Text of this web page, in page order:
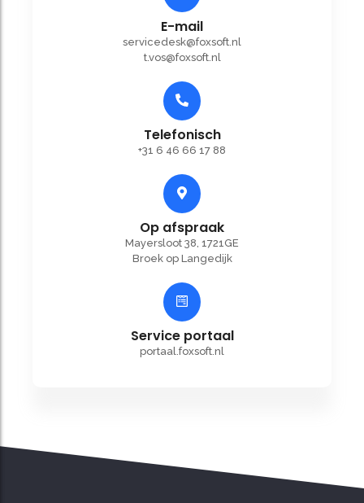
E-mail
servicedesk@foxsoft.nl
t.vos@foxsoft.nl
Telefonisch
+31 6 46 66 17 88
Op afspraak
Mayersloot 38, 1721GE
Broek op Langedijk
Service portaal
portaal.foxsoft.nl